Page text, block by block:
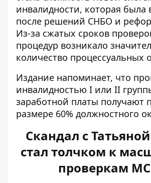
инвалидности, которая была
после решений СНБО и
Из-за сжатых сроков
процедур возникало
количество процессуальных
Издание напоминает, что
инвалидностью I или II
заработной платы получают
размере 60% должностного
Скандал с
стал толчком к
проверкам